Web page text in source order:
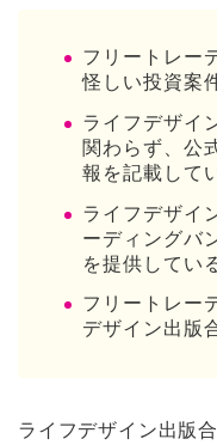
フリートレー
怪しい投資案
ライフデザイ
関わらず、公
報を記載して
ライフデザイ
ーディングバ
を提供してい
フリートレー
デザイン出版
ライフデザイン出版